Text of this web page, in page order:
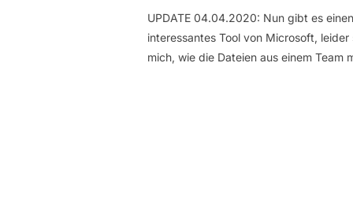
UPDATE 04.04.2020: Nun gibt es
interessantes Tool von Microsoft,
mich, wie die Dateien aus einem Team